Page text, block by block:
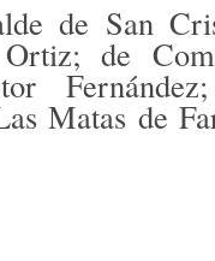
de San
de
Matas de